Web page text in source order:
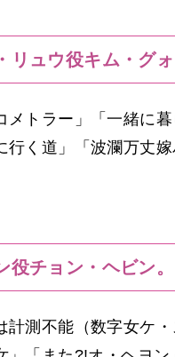
ュウ役キム・グォ
メトラー」「一緒に
行く道」「波瀾万丈
チョン・ヘビン。
計測不能（数字女ケ